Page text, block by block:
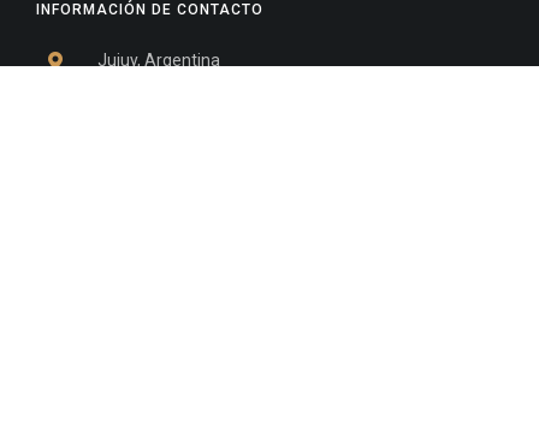
INFORMACIÓN DE CONTACTO
Jujuy, Argentina